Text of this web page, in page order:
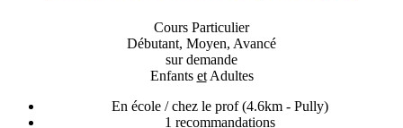
Cours Particulier
Débutant, Moyen, Avancé
sur demande
Enfants etAdultes
En école / chez le prof(4.6km - Pully)
1 recommandations